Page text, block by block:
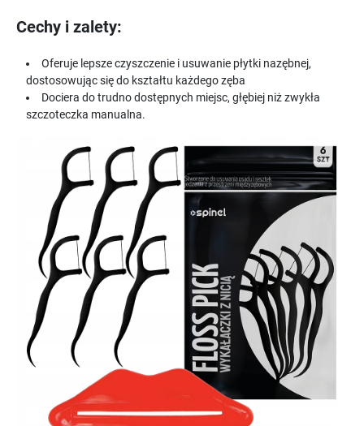
Cechy i zalety:
Oferuje lepsze czyszczenie i usuwanie płytki nazębnej,
dostosowując się do kształtu każdego zęba
Dociera do trudno dostępnych miejsc, głębiej niż zwykła
szczoteczka manualna.